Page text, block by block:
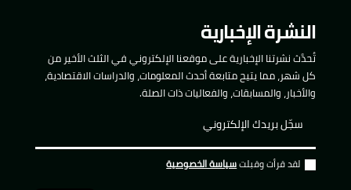
النشرة الإخبارية
تُحدَّث نشرتنا الإخبارية على موقعنا الإلكتروني في الثلث الأخير من
كل شهر، مما يتيح متابعة أحدث المعلومات، والدراسات الاقتصادية،
والأخبار، والمسابقات، والفعاليات ذات الصلة.
لقد قرأت وقبلتسياسة الخصوصية